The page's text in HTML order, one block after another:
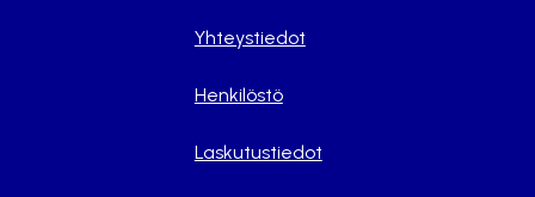
Yhteystiedot
Henkilöstö
Laskutustiedot